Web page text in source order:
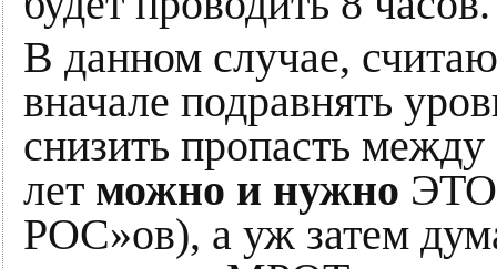
В данном случае,
вначале подравнять
снизить пропасть
лет можно и нужно ЭТО
РОС»ов), а уж затем